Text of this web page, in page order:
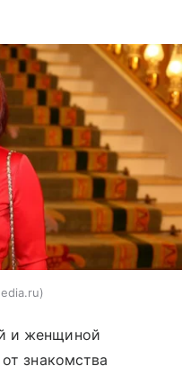
и женщиной
знакомства